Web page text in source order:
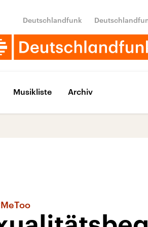
Deutschlandfunk
Musikliste Archiv